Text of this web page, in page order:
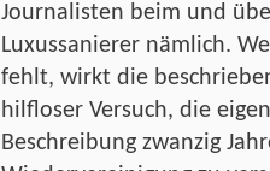
Journalisten beim und
Luxussanierer nämlich.
fehlt, wirkt die
hilfloser Versuch, die
Beschreibung zwanzig